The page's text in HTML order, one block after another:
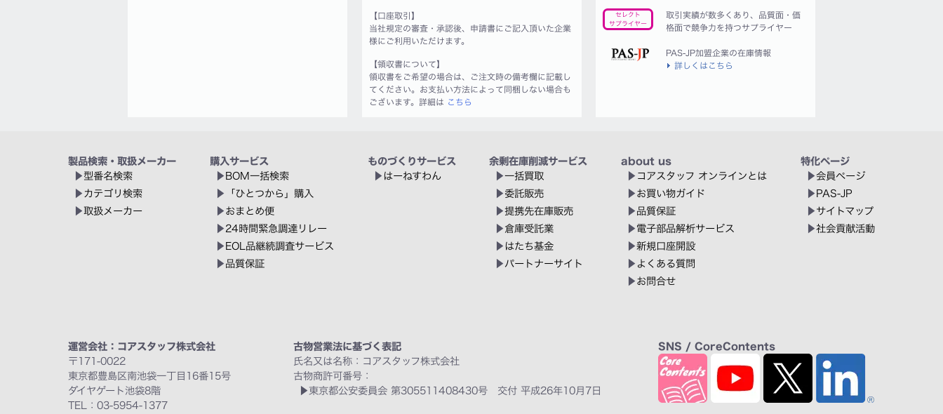
【口座取引】
当社規定の審査・承認後、申請書にご記入頂いた企業
様にご利用いただけます。
【領収書について】
領収書をご希望の場合は、ご注文時の備考欄に記載し
てください。お支払い方法によって同梱しない場合も
ございます。詳細は こちら
セレクト
サプライヤー
取引実績が数多くあり、品質面・価
格面で競争力を持つサプライヤー
PAS-JP加盟企業の在庫情報
詳しくはこちら
製品検索・取扱メーカー
型番名検索
カテゴリ検索
取扱メーカー
購入サービス
BOM一括検索
「ひとつから」購入
おまとめ便
24時間緊急調達リレー
EOL品継続調査サービス
品質保証
ものづくりサービス
はーねすわん
余剰在庫削減サービス
一括買取
委託販売
提携先在庫販売
倉庫受託業
はたち基金
パートナーサイト
about us
コアスタッフ オンラインとは
お買い物ガイド
品質保証
電子部品解析サービス
新規口座開設
よくある質問
お問合せ
特化ページ
会員ページ
PAS-JP
サイトマップ
社会貢献活動
運営会社：コアスタッフ株式会社
〒171-0022
東京都豊島区南池袋一丁目16番15号
ダイヤゲート池袋8階
TEL：03-5954-1377
古物営業法に基づく表記
氏名又は名称：コアスタッフ株式会社
古物商許可番号：
東京都公安委員会 第305511408430号 交付 平成26年10月7日
SNS / CoreContents